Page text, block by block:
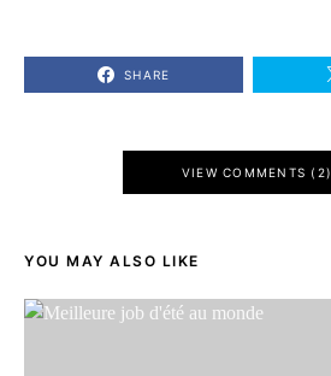
SHARE
VIEW COMMENTS (2)
YOU MAY ALSO LIKE